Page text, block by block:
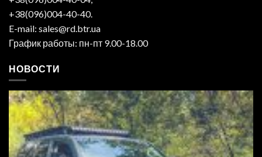
+38(096)004-40-40.
E-mail: sales@rd.btr.ua
График работы: пн-пт 9.00-18.00
НОВОСТИ